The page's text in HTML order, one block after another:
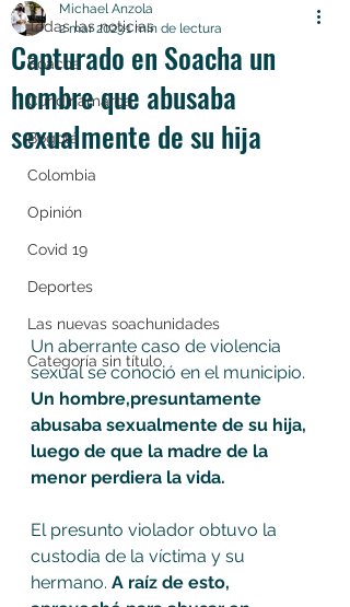
Todas las noticias
Soacha
Cundinamarca
Bogotá
Colombia
Opinión
Covid 19
Deportes
Las nuevas soachunidades
Categoría sin título
Capturado en Soacha un
hombre que abusaba
sexualmente de su hija
Michael Anzola
2 mar 20231 min de lectura
Un aberrante caso de violencia
sexual se conoció en el municipio.
Un hombre,presuntamente
abusaba sexualmente de su hija,
luego de que la madre de la
menor perdiera la vida.
El presunto violador obtuvo la
custodia de la víctima y su
hermano. A raíz de esto,